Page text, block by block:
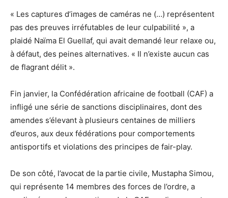
« Les captures d’images de caméras ne (…) représentent
pas des preuves irréfutables de leur culpabilité », a
plaidé Naïma El Guellaf, qui avait demandé leur relaxe ou,
à défaut, des peines alternatives. « Il n’existe aucun cas
de flagrant délit ».
Fin janvier, la Confédération africaine de football (CAF) a
infligé une série de sanctions disciplinaires, dont des
amendes s’élevant à plusieurs centaines de milliers
d’euros, aux deux fédérations pour comportements
antisportifs et violations des principes de fair-play.
De son côté, l’avocat de la partie civile, Mustapha Simou,
qui représente 14 membres des forces de l’ordre, a